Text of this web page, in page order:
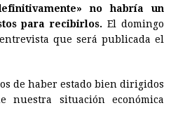
no habría un
para recibirlos. El domingo
que será publicada el
de haber estado bien dirigidos
nuestra situación económica